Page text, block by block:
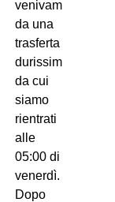
venivamo
da una
trasferta
durissima
da cui
siamo
rientrati
alle
05:00 di
venerdì.
Dopo